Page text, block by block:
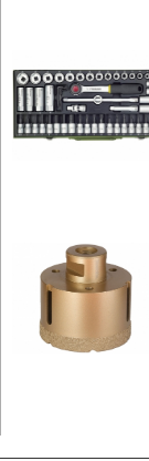
Do
strugów
Do
szlif.
225mm
KG